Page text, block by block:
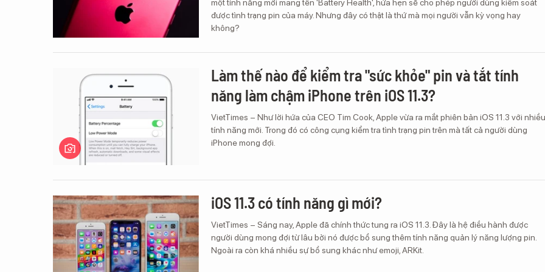
một tính năng mới mang tên 'Battery Health', hứa hẹn sẽ cho phép người dùng kiểm soát
được tình trạng pin của máy. Nhưng đây có thật là thứ mà mọi người vẫn kỳ vọng hay
không?
Làm thế nào để kiểm tra "sức khỏe" pin và tắt tính
năng làm chậm iPhone trên iOS 11.3?
VietTimes – Như lời hứa của CEO Tim Cook, Apple vừa ra mắt phiên bản iOS 11.3 với nhiều
tính năng mới. Trong đó có công cụng kiểm tra tình trạng pin trên mà tất cả người dùng
iPhone mong đợi.
iOS 11.3 có tính năng gì mới?
VietTimes – Sáng nay, Apple đã chính thức tung ra iOS 11.3. Đây là hệ điều hành được
người dùng mong đợi từ lâu bởi nó được bổ sung thêm tính năng quản lý năng lượng pin.
Ngoài ra còn khá nhiều sự bổ sung khác như emoji, ARKit.